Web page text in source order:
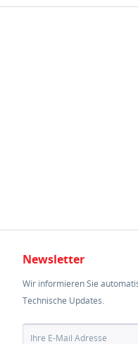
Newsletter
Wir informieren Sie
Technische Updates.